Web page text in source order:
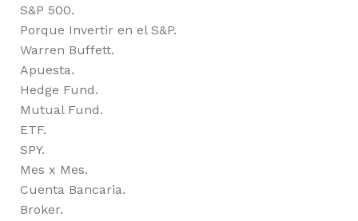
S&P 500.
Porque Invertir en el S&P.
Warren Buffett.
Apuesta.
Hedge Fund.
Mutual Fund.
ETF.
SPY.
Mes x Mes.
Cuenta Bancaria.
Broker.